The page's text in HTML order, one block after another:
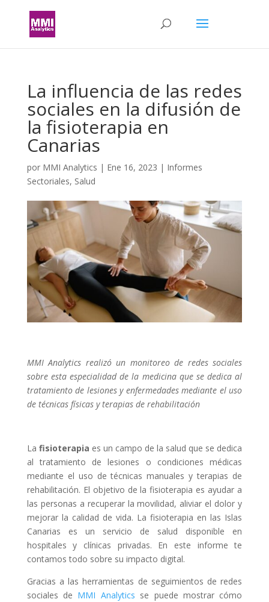
La influencia de las redes
sociales en la difusión de
la fisioterapia en
Canarias
por MMI Analytics | Ene 16, 2023 | Informes
Sectoriales, Salud
MMI Analytics realizó un monitoreo de redes sociales
sobre esta especialidad de la medicina que se dedica al
tratamiento de lesiones y enfermedades mediante el uso
de técnicas físicas y terapias de rehabilitación
La fisioterapia es un campo de la salud que se dedica
al tratamiento de lesiones o condiciones médicas
mediante el uso de técnicas manuales y terapias de
rehabilitación. El objetivo de la fisioterapia es ayudar a
las personas a recuperar la movilidad, aliviar el dolor y
mejorar la calidad de vida. La fisioterapia en las Islas
Canarias es un servicio de salud disponible en
hospitales y clínicas privadas. En este informe te
contamos todo sobre su impacto digital.
Gracias a las herramientas de seguimientos de redes
sociales de MMI Analytics se puede mostrar cómo